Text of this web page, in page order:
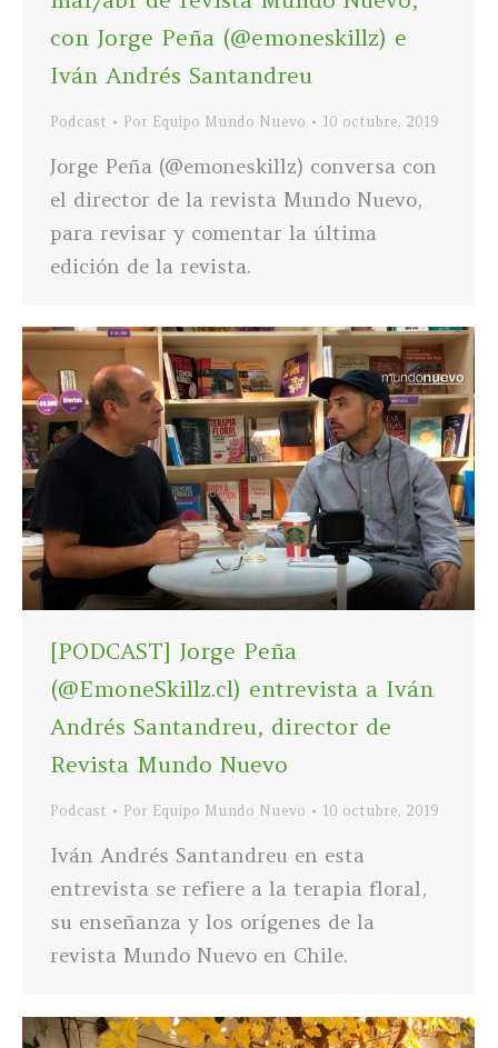
con Jorge Peña (@emoneskillz) e
Iván Andrés Santandreu
Podcast Por Equipo Mundo Nuevo 10 octubre, 2019
Jorge Peña (@emoneskillz) conversa con
el director de la revista Mundo Nuevo,
para revisar y comentar la última
edición de la revista.
[PODCAST] Jorge Peña
(@EmoneSkillz.cl) entrevista a Iván
Andrés Santandreu, director de
Revista Mundo Nuevo
Podcast Por Equipo Mundo Nuevo 10 octubre, 2019
Iván Andrés Santandreu en esta
entrevista se refiere a la terapia floral,
su enseñanza y los orígenes de la
revista Mundo Nuevo en Chile.